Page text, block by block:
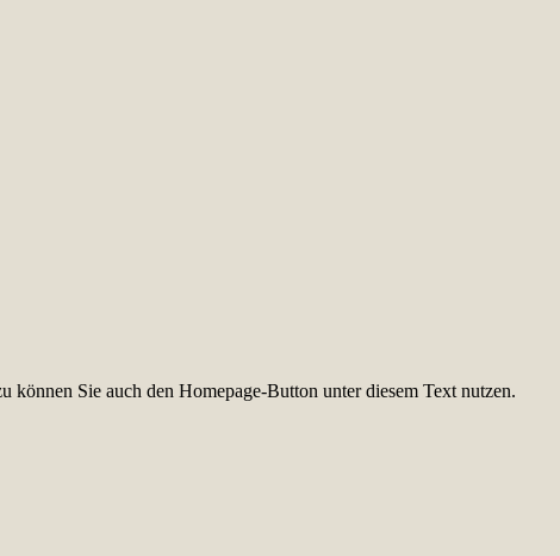
können Sie auch den Homepage-Button unter diesem Text nutzen.